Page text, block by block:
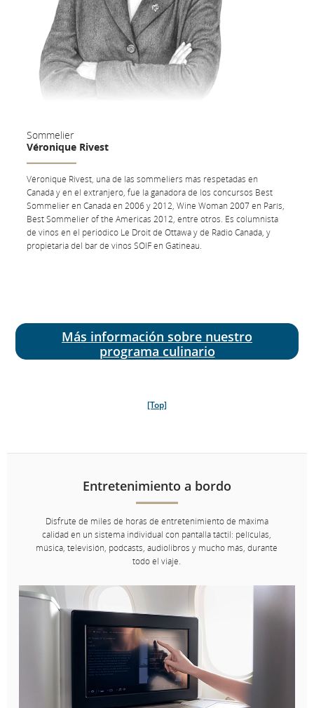
Sommelier
Véronique Rivest
Véronique Rivest, una de las sommeliers más respetadas en
Canadá y en el extranjero, fue la ganadora de los concursos Best
Sommelier en Canadá en 2006 y 2012, Wine Woman 2007 en París,
Best Sommelier of the Americas 2012, entre otros. Es columnista
de vinos en el periódico Le Droit de Ottawa y de Radio Canada, y
propietaria del bar de vinos SOIF en Gatineau.
Más información sobre nuestro
programa culinario
[Top]
Entretenimiento a bordo
Disfrute de miles de horas de entretenimiento de máxima
calidad en un sistema individual con pantalla táctil: películas,
música, televisión, podcasts, audiolibros y mucho más, durante
todo el viaje.